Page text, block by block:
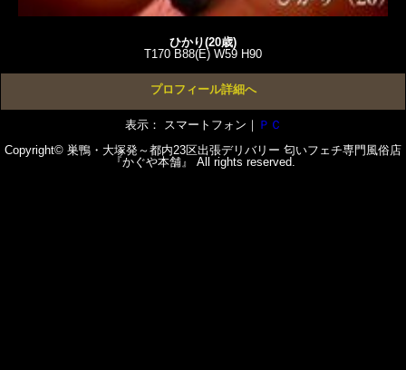
ひかり(20歳)
T170 B88(E) W59 H90
プロフィール詳細へ
表示： スマートフォン｜ ＰＣ
Copyright© 巣鴨・大塚発～都内23区出張デリバリー 匂いフェチ専門風俗店
『かぐや本舗』 All rights reserved.